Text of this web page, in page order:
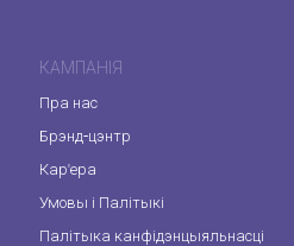
КАМПАНІЯ
Пра нас
Брэнд-цэнтр
Кар'ера
Умовы і Палітыкі
Палітыка канфідэнцыяльнасці